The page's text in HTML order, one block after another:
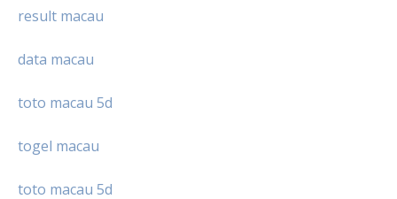
result macau
data macau
toto macau 5d
togel macau
toto macau 5d